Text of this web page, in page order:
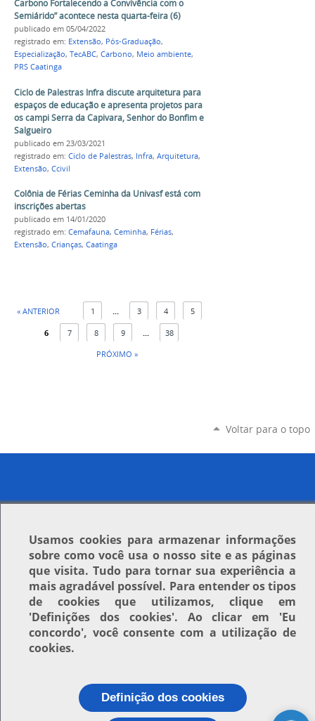
Carbono Fortalecendo a Convivência com o
Semiárido” acontece nesta quarta-feira (6)
publicado em 05/04/2022
registrado em: Extensão, Pós-Graduação,
Especialização, TecABC, Carbono, Meio ambiente,
PRS Caatinga
Ciclo de Palestras Infra discute arquitetura para
espaços de educação e apresenta projetos para
os campi Serra da Capivara, Senhor do Bonfim e
Salgueiro
publicado em 23/03/2021
registrado em: Ciclo de Palestras, Infra, Arquitetura,
Extensão, Ccivil
Colônia de Férias Ceminha da Univasf está com
inscrições abertas
publicado em 14/01/2020
registrado em: Cemafauna, Ceminha, Férias,
Extensão, Crianças, Caatinga
« ANTERIOR 1 ... 3 4 5
6 7 8 9 ...
38
PRÓXIMO »
Voltar para o topo
Usamos cookiespara armazenar informações
sobre como você usa o nosso site e as páginas
que visita. Tudo para tornar sua experiência a
mais agradável possível. Para entender os tipos
de cookies que utilizamos, clique em
'Definições dos cookies'. Ao clicar em 'Eu
concordo', você consente com a utilização de
cookies.